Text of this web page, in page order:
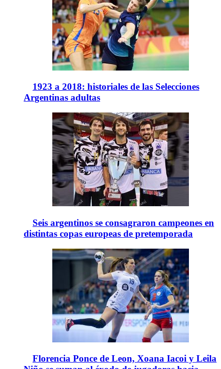
1923 a 2018: historiales de las Selecciones
Argentinas adultas
Seis argentinos se consagraron campeones en
distintas copas europeas de pretemporada
Florencia Ponce de Leon, Xoana Iacoi y Leila